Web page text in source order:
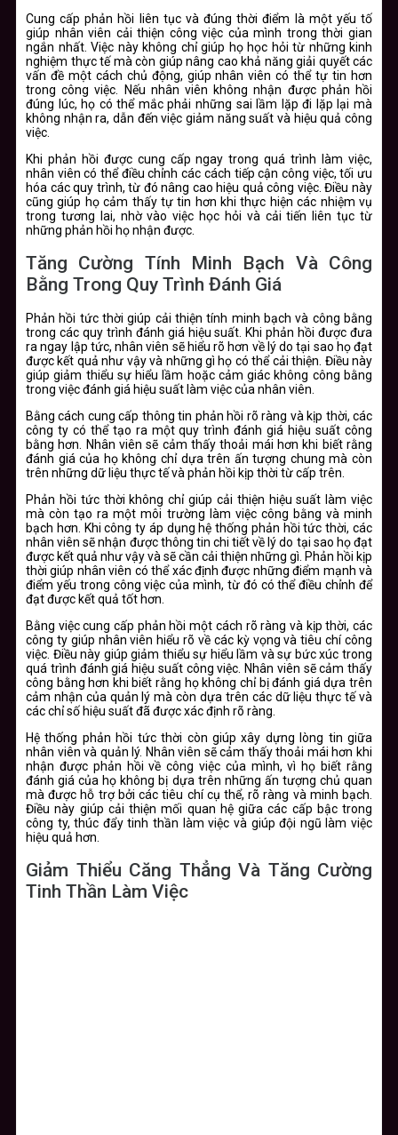
Cung cấp phản hồi liên tục và đúng thời điểm là một yếu tố
giúp nhân viên cải thiện công việc của mình trong thời gian
ngắn nhất. Việc này không chỉ giúp họ học hỏi từ những kinh
nghiệm thực tế mà còn giúp nâng cao khả năng giải quyết các
vấn đề một cách chủ động, giúp nhân viên có thể tự tin hơn
trong công việc. Nếu nhân viên không nhận được phản hồi
đúng lúc, họ có thể mắc phải những sai lầm lặp đi lặp lại mà
không nhận ra, dẫn đến việc giảm năng suất và hiệu quả công
việc.
Khi phản hồi được cung cấp ngay trong quá trình làm việc,
nhân viên có thể điều chỉnh các cách tiếp cận công việc, tối ưu
hóa các quy trình, từ đó nâng cao hiệu quả công việc. Điều này
cũng giúp họ cảm thấy tự tin hơn khi thực hiện các nhiệm vụ
trong tương lai, nhờ vào việc học hỏi và cải tiến liên tục từ
những phản hồi họ nhận được.
Tăng Cường Tính Minh Bạch Và Công
Bằng Trong Quy Trình Đánh Giá
Phản hồi tức thời giúp cải thiện tính minh bạch và công bằng
trong các quy trình đánh giá hiệu suất. Khi phản hồi được đưa
ra ngay lập tức, nhân viên sẽ hiểu rõ hơn về lý do tại sao họ đạt
được kết quả như vậy và những gì họ có thể cải thiện. Điều này
giúp giảm thiểu sự hiểu lầm hoặc cảm giác không công bằng
trong việc đánh giá hiệu suất làm việc của nhân viên.
Bằng cách cung cấp thông tin phản hồi rõ ràng và kịp thời, các
công ty có thể tạo ra một quy trình đánh giá hiệu suất công
bằng hơn. Nhân viên sẽ cảm thấy thoải mái hơn khi biết rằng
đánh giá của họ không chỉ dựa trên ấn tượng chung mà còn
trên những dữ liệu thực tế và phản hồi kịp thời từ cấp trên.
Phản hồi tức thời không chỉ giúp cải thiện hiệu suất làm việc
mà còn tạo ra một môi trường làm việc công bằng và minh
bạch hơn. Khi công ty áp dụng hệ thống phản hồi tức thời, các
nhân viên sẽ nhận được thông tin chi tiết về lý do tại sao họ đạt
được kết quả như vậy và sẽ cần cải thiện những gì. Phản hồi kịp
thời giúp nhân viên có thể xác định được những điểm mạnh và
điểm yếu trong công việc của mình, từ đó có thể điều chỉnh để
đạt được kết quả tốt hơn.
Bằng việc cung cấp phản hồi một cách rõ ràng và kịp thời, các
công ty giúp nhân viên hiểu rõ về các kỳ vọng và tiêu chí công
việc. Điều này giúp giảm thiểu sự hiểu lầm và sự bức xúc trong
quá trình đánh giá hiệu suất công việc. Nhân viên sẽ cảm thấy
công bằng hơn khi biết rằng họ không chỉ bị đánh giá dựa trên
cảm nhận của quản lý mà còn dựa trên các dữ liệu thực tế và
các chỉ số hiệu suất đã được xác định rõ ràng.
Hệ thống phản hồi tức thời còn giúp xây dựng lòng tin giữa
nhân viên và quản lý. Nhân viên sẽ cảm thấy thoải mái hơn khi
nhận được phản hồi về công việc của mình, vì họ biết rằng
đánh giá của họ không bị dựa trên những ấn tượng chủ quan
mà được hỗ trợ bởi các tiêu chí cụ thể, rõ ràng và minh bạch.
Điều này giúp cải thiện mối quan hệ giữa các cấp bậc trong
công ty, thúc đẩy tinh thần làm việc và giúp đội ngũ làm việc
hiệu quả hơn.
Giảm Thiểu Căng Thẳng Và Tăng Cường
Tinh Thần Làm Việc